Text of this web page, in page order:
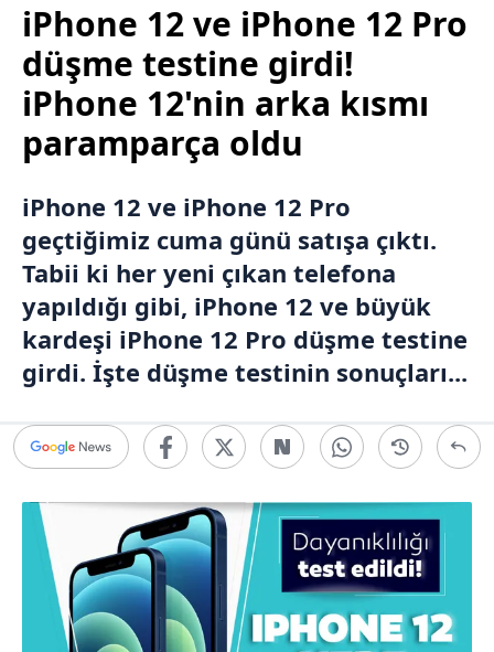
iPhone 12 ve iPhone 12 Pro
düşme testine girdi!
iPhone 12'nin arka kısmı
paramparça oldu
iPhone 12 ve iPhone 12 Pro
geçtiğimiz cuma günü satışa çıktı.
Tabii ki her yeni çıkan telefona
yapıldığı gibi, iPhone 12 ve büyük
kardeşi iPhone 12 Pro düşme testine
girdi. İşte düşme testinin sonuçları...